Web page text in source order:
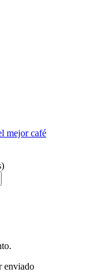
mejor café
enviado